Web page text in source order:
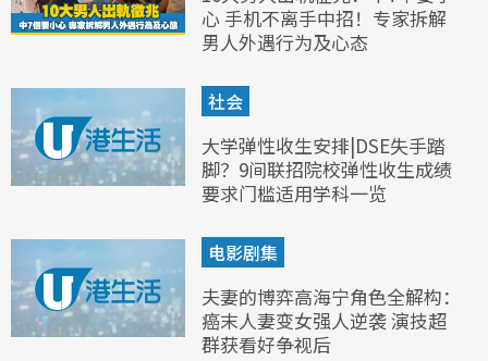
心 手机不离手中招！专家拆解
男人外遇行为及心态
社会
大学弹性收生安排|DSE失手踏
脚？9间联招院校弹性收生成绩
要求门槛适用学科一览
电影剧集
夫妻的博弈高海宁角色全解构：
癌末人妻变女强人逆袭 演技超
群获看好争视后